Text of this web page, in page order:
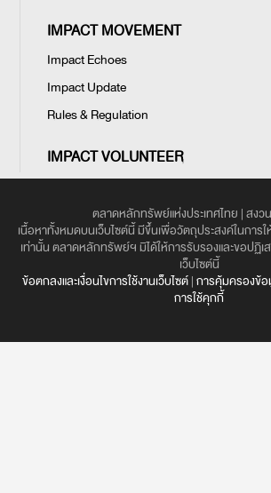
IMPACT MOVEMENT
Impact Echoes
Impact Update
Rules & Regulation
IMPACT VOLUNTEER
ตลาดหลักทรัพย์แห่งประเทศไทย | สง
เนื้อหาทั้งหมดบนเว็บไซต์นี้ มีขึ้นเพื่อวัตถุประสงค์ในการ
เท่านั้น ตลาดหลักทรัพย์ฯ มิได้ให้การรับรองและขอปฏิเ
เว็บไซต์นี้
ข้อตกลงและเงื่อนไขการใช้งานเว็บไซต์|การคุ้มครองข้
การใช้คุกกี้